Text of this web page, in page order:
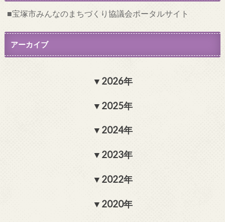
宝塚市みんなのまちづくり協議会ポータルサイト
アーカイブ
2026年
2025年
2024年
2023年
2022年
2020年